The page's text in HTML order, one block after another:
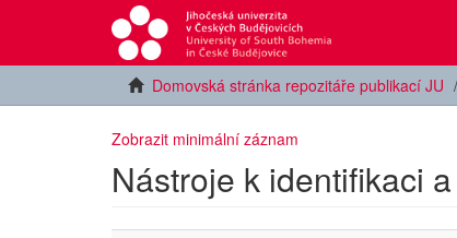
Domovská stránka repozitáře publikací JU
Zobrazit minimální záznam
Nástroje k identifikaci